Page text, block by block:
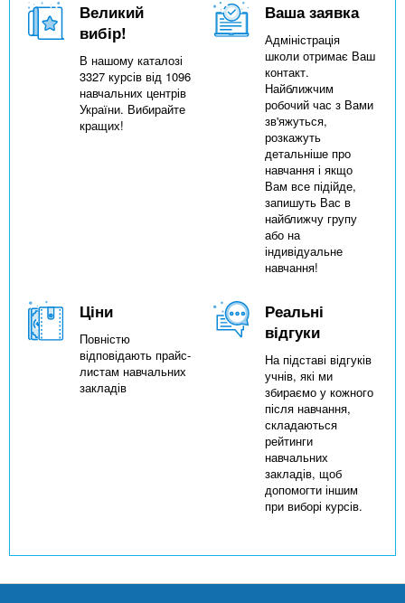
Великий
вибір!
В нашому каталозі
3327 курсів від 1096
навчальних центрів
України. Вибирайте
кращих!
Ваша заявка
Адміністрація
школи отримає Ваш
контакт.
Найближчим
робочий час з Вами
зв'яжуться,
розкажуть
детальніше про
навчання і якщо
Вам все підійде,
запишуть Вас в
найближчу групу
або на
індивідуальне
навчання!
Ціни
Повністю
відповідають прайс-
листам навчальних
закладів
Реальні
відгуки
На підставі відгуків
учнів, які ми
збираємо у кожного
після навчання,
складаються
рейтинги
навчальних
закладів, щоб
допомогти іншим
при виборі курсів.